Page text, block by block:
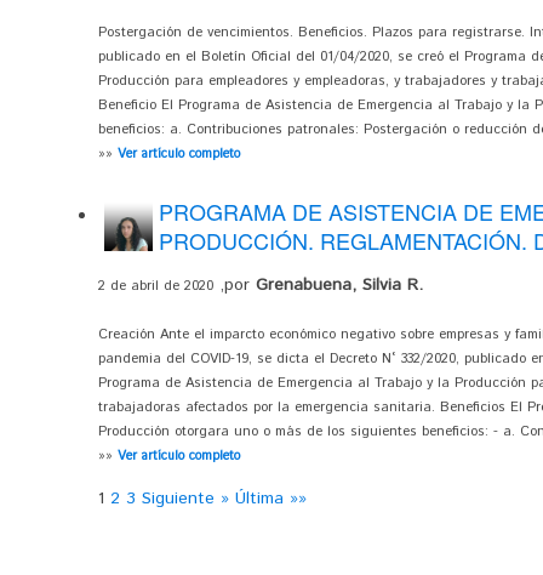
Postergación de vencimientos. Beneficios. Plazos para registrarse.
publicado en el Boletín Oficial del 01/04/2020, se creó el Programa
Producción para empleadores y empleadoras, y trabajadores y
Beneficio El Programa de Asistencia de Emergencia al Trabajo y
beneficios: a. Contribuciones patronales: Postergación o reducción
»» Ver artículo completo
PROGRAMA DE ASISTENCIA DE
PRODUCCIÓN. REGLAMENTACIÓN.
2 de abril de 2020 ,por Grenabuena, Silvia R.
Creación Ante el imparcto económico negativo sobre empresas y
pandemia del COVID-19, se dicta el Decreto N° 332/2020,
Programa de Asistencia de Emergencia al Trabajo y la Producción
trabajadoras afectados por la emergencia sanitaria. Beneficios El
Producción otorgara uno o más de los siguientes beneficios: - a.
»» Ver artículo completo
1 2 3 Siguiente » Última »»